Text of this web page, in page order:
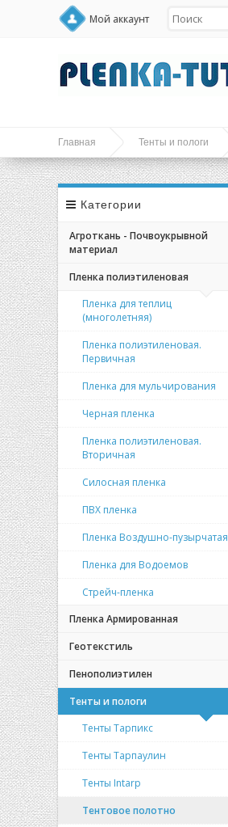
Мой аккаунт
Главная Тенты и пологи
Категории
Агроткань - Почвоукрывной
материал
Пленка полиэтиленовая
Пленка для теплиц
(многолетняя)
Пленка полиэтиленовая.
Первичная
Пленка для мульчирования
Черная пленка
Пленка полиэтиленовая.
Вторичная
Силосная пленка
ПВХ пленка
Пленка Воздушно-пузырчатая
Пленка для Водоемов
Стрейч-пленка
Пленка Армированная
Геотекстиль
Пенополиэтилен
Тенты и пологи
Тенты Тарпикс
Тенты Тарпаулин
Тенты Intarp
Тентовое полотно